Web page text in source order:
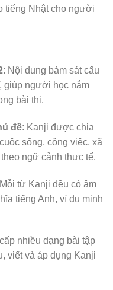
tiếng Nhật cho người
: Nội dung bám sát cấu
giúp người học nắm
bài thi.
đề: Kanji được chia
sống, công việc, xã
ngữ cảnh thực tế.
từ Kanji đều có âm
tiếng Anh, ví dụ minh
nhiều dạng bài tập
viết và áp dụng Kanji